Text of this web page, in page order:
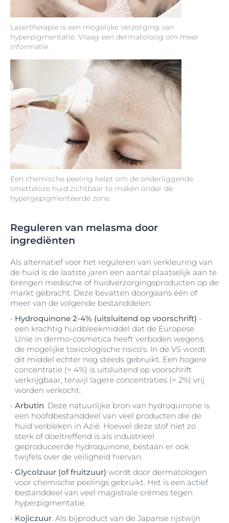
Lasertherapie is een mogelijke verzorging van
hyperpigmentatie. Vraag een dermatoloog om meer
informatie.
Een chemische peeling helpt om de onderliggende
smetteloze huid zichtbaar te maken onder de
hypergepigmenteerde zone.
Reguleren van melasma door
ingrediënten
Als alternatief voor het reguleren van verkleuring van
de huid is de laatste jaren een aantal plaatselijk aan te
brengen medische of huidverzorgingsproducten op de
markt gebracht. Deze bevatten doorgaans één of
meer van de volgende bestanddelen:
Hydroquinone 2-4% (uitsluitend op voorschrift) -
een krachtig huidbleekmiddel dat de Europese
Unie in dermo-cosmetica heeft verboden wegens
de mogelijke toxicologische risico's. In de VS wordt
dit middel echter nog steeds gebruikt. Een hogere
concentratie (> 4%) is uitsluitend op voorschrift
verkrijgbaar, terwijl lagere concentraties (> 2%) vrij
worden verkocht.
Arbutin. Deze natuurlijke bron van hydroquinone is
een hoofdbestanddeel van veel producten die de
huid verbleken in Azië. Hoewel deze stof niet zo
sterk of doeltreffend is als industrieel
geproduceerde hydroquinone, bestaan er ook
twijfels over de veiligheid hiervan.
Glycolzuur (of fruitzuur) wordt door dermatologen
voor chemische peelings gebruikt. Het is een actief
bestanddeel van veel magistrale crèmes tegen
hyperpigmentatie.
Kojiczuur. Als bijproduct van de Japanse rijstwijn